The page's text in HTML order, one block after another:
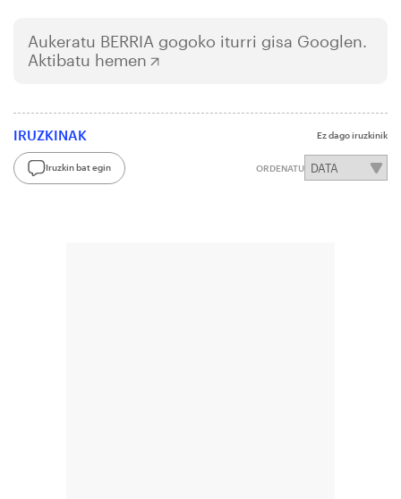
Aukeratu BERRIA gogoko iturri gisa Googlen.
Aktibatu hemen
IRUZKINAK Ez dago iruzkinik
Iruzkin bat egin ORDENATU